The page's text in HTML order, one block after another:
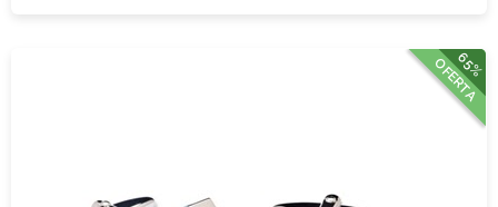
65%
OFERTA